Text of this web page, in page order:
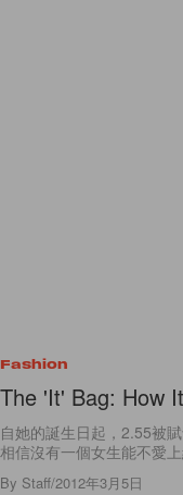
Fashion
The 'It' Bag: How
自她的誕生日起，2.55被
相信沒有一個女生能不愛
By Staff/2012年3月5日